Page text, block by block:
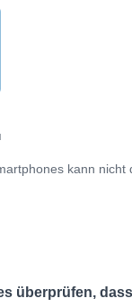
kann nicht
überprüfen,